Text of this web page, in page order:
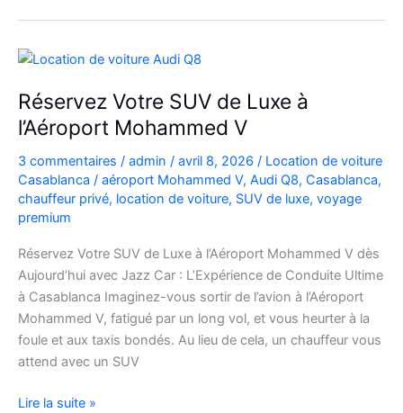
Fiat
500
charme,
pratiques
et
bons
plans
Réservez Votre SUV de Luxe à
l’Aéroport Mohammed V
3 commentaires / admin / avril 8, 2026 / Location de voiture
Casablanca / aéroport Mohammed V, Audi Q8, Casablanca,
chauffeur privé, location de voiture, SUV de luxe, voyage
premium
Réservez Votre SUV de Luxe à l’Aéroport Mohammed V dès
Aujourd’hui avec Jazz Car : L’Expérience de Conduite Ultime
à Casablanca Imaginez-vous sortir de l’avion à l’Aéroport
Mohammed V, fatigué par un long vol, et vous heurter à la
foule et aux taxis bondés. Au lieu de cela, un chauffeur vous
attend avec un SUV
Réservez
Lire la suite »